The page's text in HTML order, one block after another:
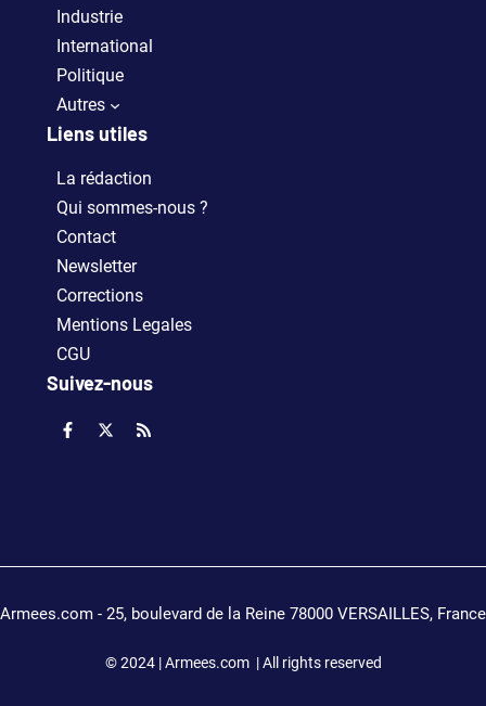
Industrie
International
Politique
Autres
Liens utiles
La rédaction
Qui sommes-nous ?
Contact
Newsletter
Corrections
Mentions Legales
CGU
Suivez-nous
© 2024 | Armees.com | All rights reserved
Armees.com - 25, boulevard de la Reine 78000 VERSAILLES, France